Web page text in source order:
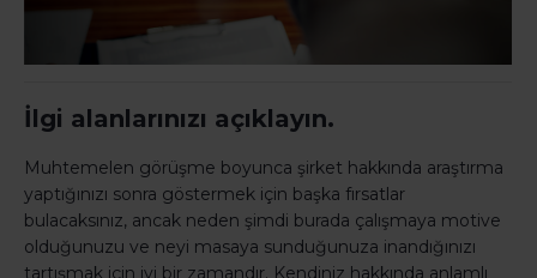
İlgi alanlarınızı açıklayın.
Muhtemelen görüşme boyunca şirket hakkında araştırma
yaptığınızı sonra göstermek için başka fırsatlar
bulacaksınız, ancak neden şimdi burada çalışmaya motive
olduğunuzu ve neyi masaya sunduğunuza inandığınızı
tartışmak için iyi bir zamandır. Kendiniz hakkında anlamlı